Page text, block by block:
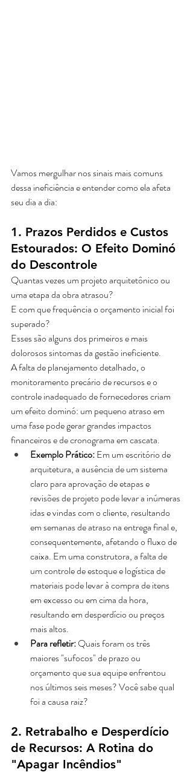
Vamos mergulhar nos sinais mais comuns
dessa ineficiência e entender como ela afeta
seu dia a dia:
1. Prazos Perdidos e Custos
Estourados: O Efeito Dominó
do Descontrole
Quantas vezes um projeto arquitetônico ou
uma etapa da obra atrasou?
E com que frequência o orçamento inicial foi
superado?
Esses são alguns dos primeiros e mais
dolorosos sintomas da gestão ineficiente.
A falta de planejamento detalhado, o
monitoramento precário de recursos e o
controle inadequado de fornecedores criam
um efeito dominó: um pequeno atraso em
uma fase pode gerar grandes impactos
financeiros e de cronograma em cascata.
Exemplo Prático: Em um escritório de
arquitetura, a ausência de um sistema
claro para aprovação de etapas e
revisões de projeto pode levar a inúmeras
idas e vindas com o cliente, resultando
em semanas de atraso na entrega final e,
consequentemente, afetando o fluxo de
caixa. Em uma construtora, a falta de
um controle de estoque e logística de
materiais pode levar à compra de itens
em excesso ou em cima da hora,
resultando em desperdício ou preços
mais altos.
Para refletir: Quais foram os três
maiores "sufocos" de prazo ou
orçamento que sua equipe enfrentou
nos últimos seis meses? Você sabe qual
foi a causa raiz?
2. Retrabalho e Desperdício
de Recursos: A Rotina do
"Apagar Incêndios"